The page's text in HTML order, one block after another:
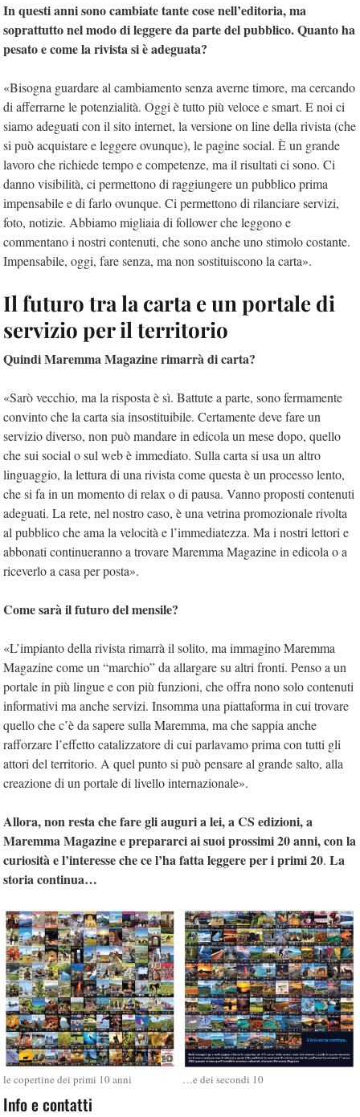
In questi anni sono cambiate tante cose nell’editoria, ma
soprattutto nel modo di leggere da parte del pubblico. Quanto ha
pesato e come la rivista si è adeguata?
«Bisogna guardare al cambiamento senza averne timore, ma cercando
di afferrarne le potenzialità. Oggi è tutto più veloce e smart. E noi ci
siamo adeguati con il sito internet, la versione on line della rivista (che
si può acquistare e leggere ovunque), le pagine social. È un grande
lavoro che richiede tempo e competenze, ma il risultati ci sono. Ci
danno visibilità, ci permettono di raggiungere un pubblico prima
impensabile e di farlo ovunque. Ci permettono di rilanciare servizi,
foto, notizie. Abbiamo migliaia di follower che leggono e
commentano i nostri contenuti, che sono anche uno stimolo costante.
Impensabile, oggi, fare senza, ma non sostituiscono la carta».
Il futuro tra la carta e un portale di
servizio per il territorio
Quindi Maremma Magazine rimarrà di carta?
«Sarò vecchio, ma la risposta è sì. Battute a parte, sono fermamente
convinto che la carta sia insostituibile. Certamente deve fare un
servizio diverso, non può mandare in edicola un mese dopo, quello
che sui social o sul web è immediato. Sulla carta si usa un altro
linguaggio, la lettura di una rivista come questa è un processo lento,
che si fa in un momento di relax o di pausa. Vanno proposti contenuti
adeguati. La rete, nel nostro caso, è una vetrina promozionale rivolta
al pubblico che ama la velocità e l’immediatezza. Ma i nostri lettori e
abbonati continueranno a trovare Maremma Magazine in edicola o a
riceverlo a casa per posta».
Come sarà il futuro del mensile?
«L’impianto della rivista rimarrà il solito, ma immagino Maremma
Magazine come un “marchio” da allargare su altri fronti. Penso a un
portale in più lingue e con più funzioni, che offra nono solo contenuti
informativi ma anche servizi. Insomma una piattaforma in cui trovare
quello che c’è da sapere sulla Maremma, ma che sappia anche
rafforzare l’effetto catalizzatore di cui parlavamo prima con tutti gli
attori del territorio. A quel punto si può pensare al grande salto, alla
creazione di un portale di livello internazionale».
Allora, non resta che fare gli auguri a lei, a CS edizioni, a
Maremma Magazine e prepararci ai suoi prossimi 20 anni, con la
curiosità e l’interesse che ce l’ha fatta leggere per i primi 20. La
storia continua…
le copertine dei primi 10 anni …e dei secondi 10
Info e contatti